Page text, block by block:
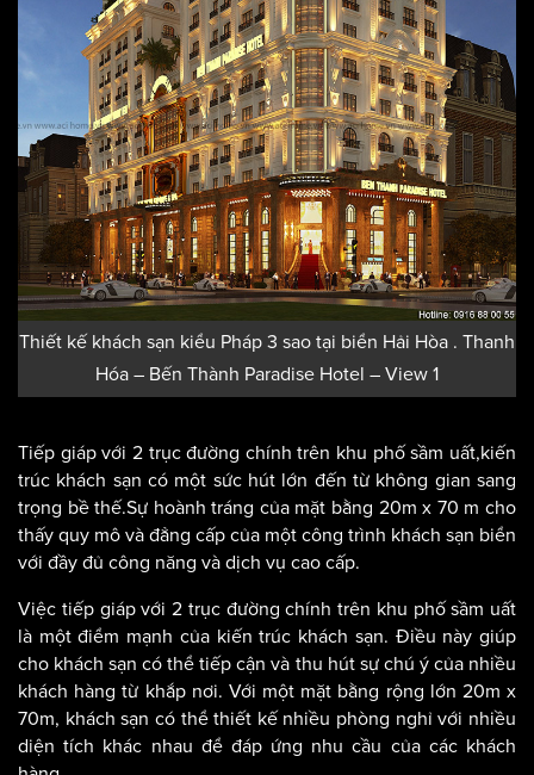
Thiết kế khách sạn kiểu Pháp 3 sao tại biển Hải Hòa . Thanh
Hóa – Bến Thành Paradise Hotel – View 1
Tiếp giáp với 2 trục đường chính trên khu phố sầm uất,kiến
trúc khách sạn có một sức hút lớn đến từ không gian sang
trọng bề thế.Sự hoành tráng của mặt bằng 20m x 70 m cho
thấy quy mô và đẳng cấp của một công trình khách sạn biển
Việc tiếp giáp với 2 trục đường chính trên khu phố sầm uất
là một điểm mạnh của kiến trúc khách sạn. Điều này giúp
cho khách sạn có thể tiếp cận và thu hút sự chú ý của nhiều
khách hàng từ khắp nơi. Với một mặt bằng rộng lớn 20m x
70m, khách sạn có thể thiết kế nhiều phòng nghỉ với nhiều